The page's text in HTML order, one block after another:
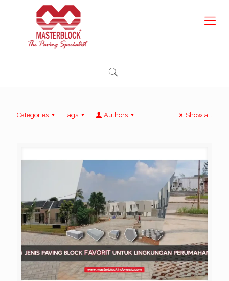
Categories Tags Authors Show all